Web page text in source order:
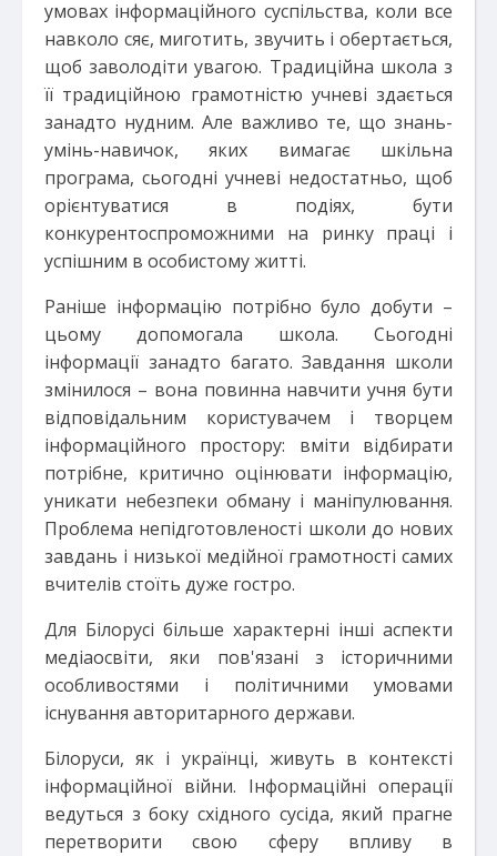
умовах інформаційного суспільства, коли все
навколо сяє, миготить, звучить і обертається,
щоб заволодіти увагою. Традиційна школа з
її традиційною грамотністю учневі здається
занадто нудним. Але важливо те, що знань-
умінь-навичок, яких вимагає шкільна
програма, сьогодні учневі недостатньо, щоб
орієнтуватися в подіях, бути
конкурентоспроможними на ринку праці і
успішним в особистому житті.
Раніше інформацію потрібно було добути –
цьому допомогала школа. Сьогодні
інформації занадто багато. Завдання школи
змінилося – вона повинна навчити учня бути
відповідальним користувачем і творцем
інформаційного простору: вміти відбирати
потрібне, критично оцінювати інформацію,
уникати небезпеки обману і маніпулювання.
Проблема непідготовленості школи до нових
завдань і низької медійної грамотності самих
вчителів стоїть дуже гостро.
Для Білорусі більше характерні інші аспекти
медіаосвіти, яки пов'язані з історичними
особливостями і політичними умовами
існування авторитарного держави.
Білоруси, як і українці, живуть в контексті
інформаційної війни. Інформаційні операції
ведуться з боку східного сусіда, який прагне
перетворити свою сферу впливу в